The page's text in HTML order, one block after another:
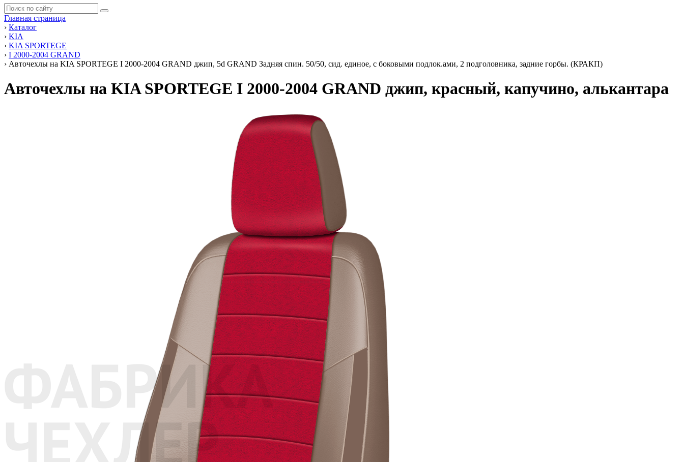
Главная страница
› Каталог
› KIA
› KIA SPORTEGE
› I 2000-2004 GRAND
› Авточехлы на KIA SPORTEGE I 2000-2004 GRAND джип, 5d GRAND Задняя спин. 50/50, сид. единое, с боковыми подлок.ами, 2 подголовника, задние горбы. (КРАКП)
Авточехлы на KIA SPORTEGE I 2000-2004 GRAND джип, красный, капучино, алькантара